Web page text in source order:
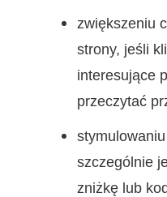
zwiększeniu
strony, jeśli
interesujące
przeczytać
szczególnie
zniżkę lub